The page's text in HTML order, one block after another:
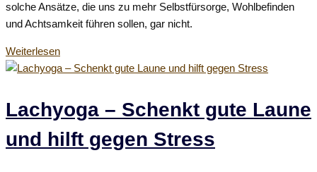
solche Ansätze, die uns zu mehr Selbstfürsorge, Wohlbefinden
und Achtsamkeit führen sollen, gar nicht.
WeiterlesenSelfcare
–
für
mehr
Wohlbefinden
Lachyoga – Schenkt gute Laune
und hilft gegen Stress